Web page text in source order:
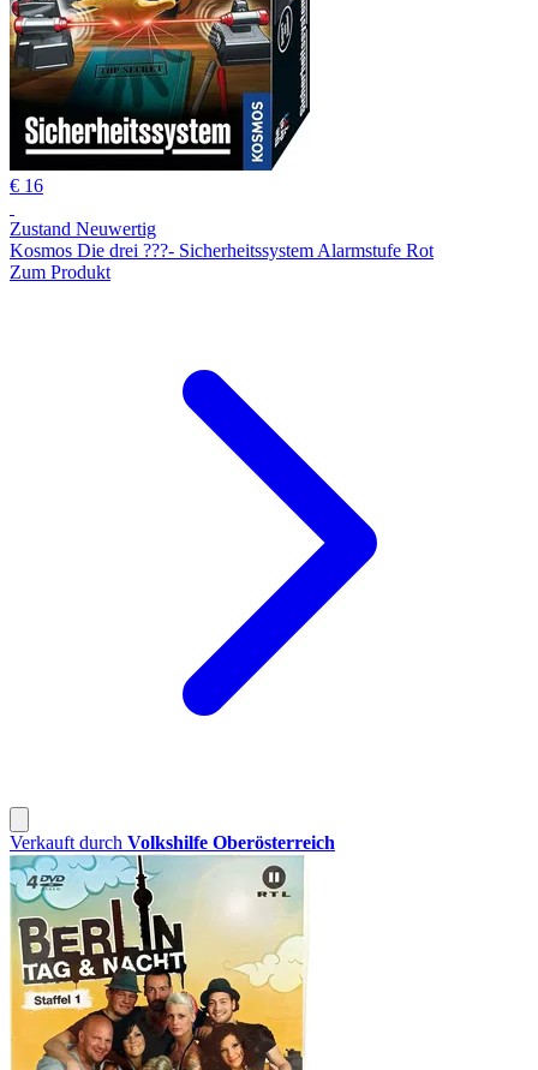
€ 16
Zustand Neuwertig
Kosmos Die drei ???- Sicherheitssystem Alarmstufe Rot
Zum Produkt
Verkauft durch Volkshilfe Oberösterreich